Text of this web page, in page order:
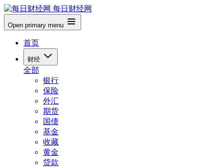
每日财经网
Open primary menu
首页
财经
全部
银行
保险
外汇
期货
国债
基金
收藏
黄金
贷款